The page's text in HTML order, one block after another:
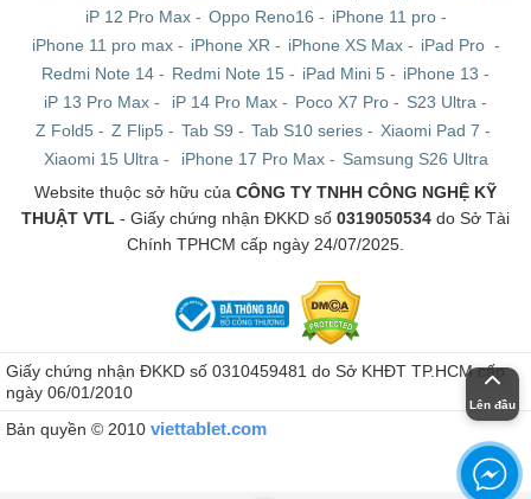
iP 12 Pro Max- Oppo Reno16 - iPhone 11 pro-
iPhone 11 pro max- iPhone XR - iPhone XS Max- iPad Pro -
Redmi Note 14 - Redmi Note 15 - iPad Mini 5 - iPhone 13 -
iP 13 Pro Max - iP 14 Pro Max - Poco X7 Pro - S23 Ultra -
Z Fold5 - Z Flip5 - Tab S9 - Tab S10 series - Xiaomi Pad 7 -
Xiaomi 15 Ultra - iPhone 17 Pro Max- Samsung S26 Ultra
Website thuộc sở hữu của CÔNG TY TNHH CÔNG NGHỆ KỸ
THUẬT VTL - Giấy chứng nhận ĐKKD số 0319050534 do Sở Tài
Chính TPHCM cấp ngày 24/07/2025.
Giấy chứng nhận ĐKKD số 0310459481 do Sở KHĐT TP.HCM cấp
ngày 06/01/2010
Bản quyền © 2010 viettablet.com
Lên đầu